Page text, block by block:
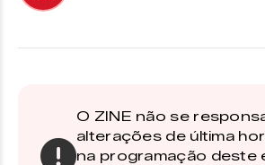
O ZINE não se
alterações de última
na programação deste